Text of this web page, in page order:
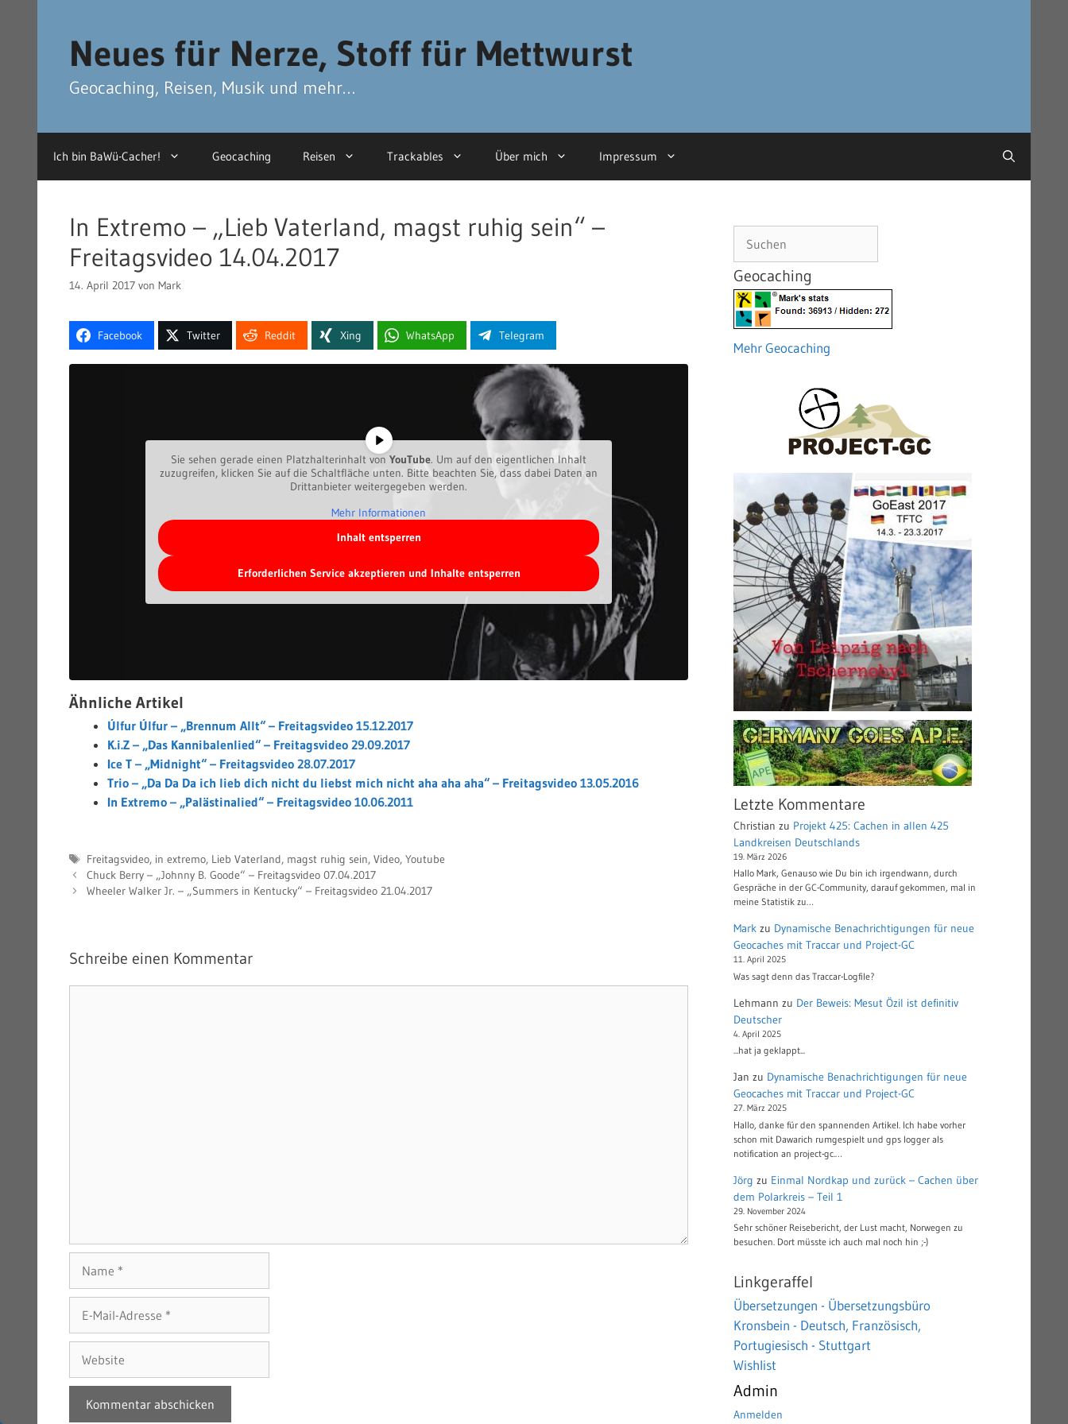
Neues für Nerze, Stoff für Mettwurst
Geocaching, Reisen, Musik und mehr…
Ich bin BaWü-Cacher! Geocaching Reisen Trackables Über mich Impressum
In Extremo – „Lieb Vaterland, magst ruhig sein“ –
Freitagsvideo 14.04.2017
14. April 2017 von Mark
Facebook Twitter Reddit Xing WhatsApp Telegram
Sie sehen gerade einen Platzhalterinhalt von YouTube. Um auf den eigentlichen Inhalt
zuzugreifen, klicken Sie auf die Schaltfläche unten. Bitte beachten Sie, dass dabei Daten an
Drittanbieter weitergegeben werden.
Mehr Informationen
Inhalt entsperren
Erforderlichen Service akzeptieren und Inhalte entsperren
Ähnliche Artikel
Úlfur Úlfur – „Brennum Allt“ – Freitagsvideo 15.12.2017
K.i.Z – „Das Kannibalenlied“ – Freitagsvideo 29.09.2017
Ice T – „Midnight“ – Freitagsvideo 28.07.2017
Trio – „Da Da Da ich lieb dich nicht du liebst mich nicht aha aha aha“ – Freitagsvideo 13.05.2016
In Extremo – „Palästinalied“ – Freitagsvideo 10.06.2011
Schlagwörter
Freitagsvideo, in extremo, Lieb Vaterland, magst ruhig sein, Video, Youtube
Chuck Berry – „Johnny B. Goode“ – Freitagsvideo 07.04.2017
Wheeler Walker Jr. – „Summers in Kentucky“ – Freitagsvideo 21.04.2017
Schreibe einen Kommentar
Mail-
Adresse
Geocaching
Mehr Geocaching
Letzte Kommentare
Christian zu Projekt 425: Cachen in allen 425
Landkreisen Deutschlands
19. März 2026
Hallo Mark, Genauso wie Du bin ich irgendwann, durch
Gespräche in der GC-Community, darauf gekommen, mal in
meine Statistik zu…
Mark zu Dynamische Benachrichtigungen für neue
Geocaches mit Traccar und Project-GC
11. April 2025
Was sagt denn das Traccar-Logfile?
Lehmann zu Der Beweis: Mesut Özil ist definitiv
Deutscher
4. April 2025
...hat ja geklappt...
Jan zu Dynamische Benachrichtigungen für neue
Geocaches mit Traccar und Project-GC
27. März 2025
Hallo, danke für den spannenden Artikel. Ich habe vorher
schon mit Dawarich rumgespielt und gps logger als
notification an project-gc.…
Jörg zu Einmal Nordkap und zurück – Cachen über
dem Polarkreis – Teil 1
29. November 2024
Sehr schöner Reisebericht, der Lust macht, Norwegen zu
besuchen. Dort müsste ich auch mal noch hin ;-)
Linkgeraffel
Übersetzungen - Übersetzungsbüro
Kronsbein - Deutsch, Französisch,
Portugiesisch - Stuttgart
Wishlist
Admin
Anmelden